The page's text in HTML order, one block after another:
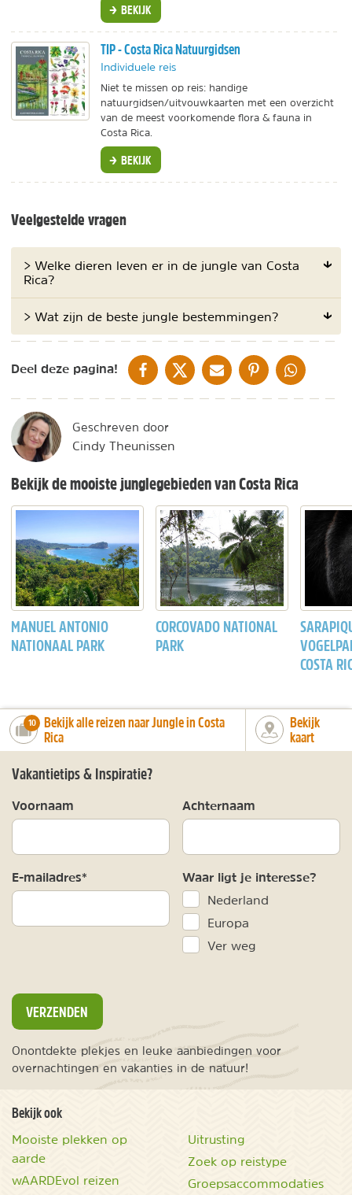
BEKIJK
TIP - Costa Rica Natuurgidsen
Individuele reis
Niet te missen op reis: handige
natuurgidsen/uitvouwkaarten met een overzicht
van de meest voorkomende flora & fauna in
Costa Rica.
BEKIJK
Veelgestelde vragen
> Welke dieren leven er in de jungle van Costa
Rica?
> Wat zijn de beste jungle bestemmingen?
Deel deze pagina! DELEN OP FACEBOOK
DELEN OP XDELEN VIA DE MAIL
DELEN OP PINTEREST
DELEN OP
Geschreven door
Cindy Theunissen
Bekijk de mooiste junglegebieden van Costa Rica
MANUEL ANTONIO
NATIONAAL PARK
CORCOVADO NATIONAL
PARK
COSTA
number_of_trips:
10
Bekijk alle reizen naar Jungle in Costa
Rica
Bekijk
kaart
Vakantietips & Inspiratie?
Voornaam Achternaam
E-mailadres* Waar ligt je interesse?
Nederland
Europa
Ver weg
VERZENDEN
Onontdekte plekjes en leuke aanbiedingen voor
overnachtingen en vakanties in de natuur!
Bekijk ook
Mooiste plekken op
aarde
wAARDEvol reizen
Uitrusting
Zoek op reistype
Groepsaccommodaties